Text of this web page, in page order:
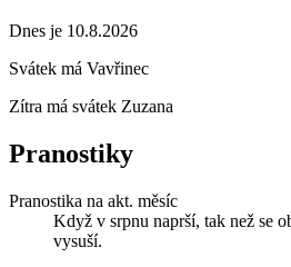
Dnes je 10.8.2026
Svátek má Vavřinec
Zítra má svátek Zuzana
Pranostiky
Pranostika na akt. měsíc
Když v srpnu naprší, tak než se
vysuší.